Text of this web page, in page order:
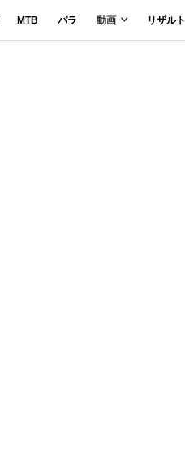
MTB パラ 動画 リザルト